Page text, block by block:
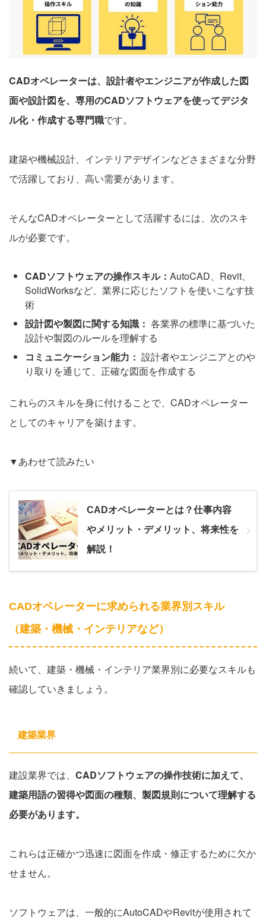
CADオペレーターは、設計者やエンジニアが作成した図
面や設計図を、専用のCADソフトウェアを使ってデジタ
ル化・作成する専門職です。
建築や機械設計、インテリアデザインなどさまざまな分野
で活躍しており、高い需要があります。
そんなCADオペレーターとして活躍するには、次のスキ
ルが必要です。
CADソフトウェアの操作スキル： AutoCAD、Revit、
SolidWorksなど、業界に応じたソフトを使いこなす技
術
設計図や製図に関する知識： 各業界の標準に基づいた
設計や製図のルールを理解する
コミュニケーション能力： 設計者やエンジニアとのや
り取りを通じて、正確な図面を作成する
これらのスキルを身に付けることで、CADオペレーター
としてのキャリアを築けます。
▼あわせて読みたい
CADオペレーターとは？仕事内容
やメリット・デメリット、将来性を
解説！
CADオペレーターに求められる業界別スキル
（建築・機械・インテリアなど）
続いて、建築・機械・インテリア業界別に必要なスキルも
確認していきましょう。
建築業界
建設業界では、 CADソフトウェアの操作技術に加えて、
建築用語の習得や図面の種類、製図規則について理解する
必要があります。
これらは正確かつ迅速に図面を作成・修正するために欠か
せません。
ソフトウェアは、一般的にAutoCADやRevitが使用されて